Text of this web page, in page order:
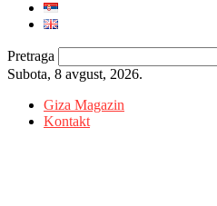
Pretraga
Subota, 8 avgust, 2026.
Giza Magazin
Kontakt